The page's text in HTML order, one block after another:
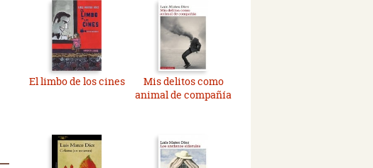
El limbo de los cines
Mis delitos como
animal de compañía